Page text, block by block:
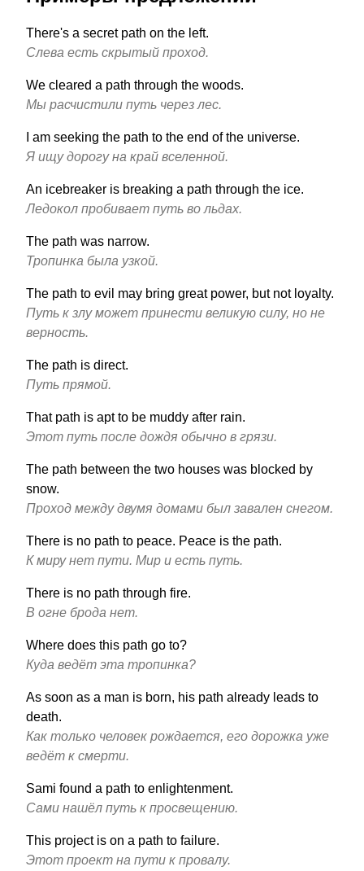
There's a secret path on the left.
Слева есть скрытый проход.
We cleared a path through the woods.
Мы расчистили путь через лес.
I am seeking the path to the end of the universe.
Я ищу дорогу на край вселенной.
An icebreaker is breaking a path through the ice.
Ледокол пробивает путь во льдах.
The path was narrow.
Тропинка была узкой.
The path to evil may bring great power, but not loyalty.
Путь к злу может принести великую силу, но не
верность.
The path is direct.
Путь прямой.
That path is apt to be muddy after rain.
Этот путь после дождя обычно в грязи.
The path between the two houses was blocked by
snow.
Проход между двумя домами был завален снегом.
There is no path to peace. Peace is the path.
К миру нет пути. Мир и есть путь.
There is no path through fire.
В огне брода нет.
Where does this path go to?
Куда ведёт эта тропинка?
As soon as a man is born, his path already leads to
death.
Как только человек рождается, его дорожка уже
ведёт к смерти.
Sami found a path to enlightenment.
Сами нашёл путь к просвещению.
This project is on a path to failure.
Этот проект на пути к провалу.